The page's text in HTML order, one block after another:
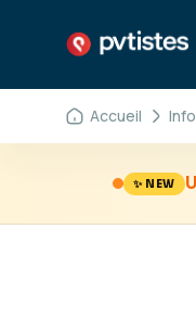
Accueil
✨ NEW